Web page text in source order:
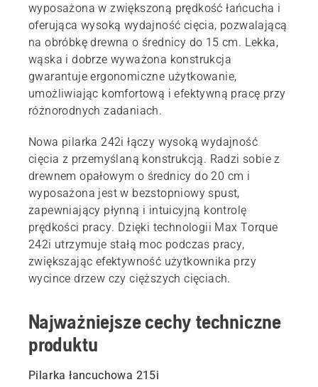
wyposażona w zwiększoną prędkość łańcucha i
oferująca wysoką wydajność cięcia, pozwalającą
na obróbkę drewna o średnicy do 15 cm. Lekka,
wąska i dobrze wyważona konstrukcja
gwarantuje ergonomiczne użytkowanie,
umożliwiając komfortową i efektywną pracę przy
różnorodnych zadaniach.
Nowa pilarka 242i łączy wysoką wydajność
cięcia z przemyślaną konstrukcją. Radzi sobie z
drewnem opałowym o średnicy do 20 cm i
wyposażona jest w bezstopniowy spust,
zapewniający płynną i intuicyjną kontrolę
prędkości pracy. Dzięki technologii Max Torque
242i utrzymuje stałą moc podczas pracy,
zwiększając efektywność użytkownika przy
wycince drzew czy cięższych cięciach.
Najważniejsze cechy techniczne
produktu
Pilarka łancuchowa 215i